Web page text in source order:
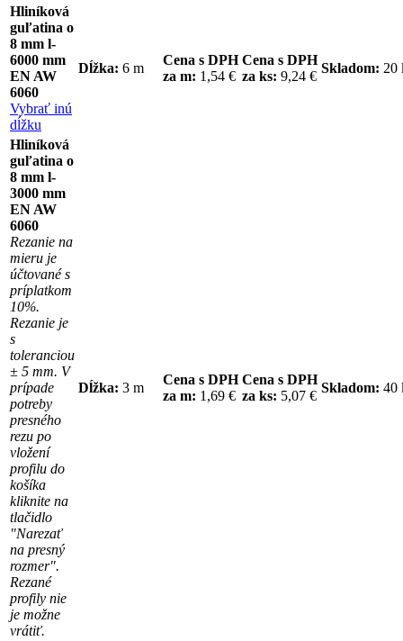
Hliníková
guľatina o
8 mm l-
6000 mm
EN AW
6060
Vybrať inú
dĺžku
Dĺžka: 6 m
Cena s DPH
za m: 1,54 €
Cena s DPH
za ks: 9,24 €
Skladom: 20
Hliníková
guľatina o
8 mm l-
3000 mm
EN AW
6060
Rezanie na
mieru je
účtované s
príplatkom
10%.
Rezanie je
s
toleranciou
± 5 mm. V
prípade
potreby
presného
rezu po
vložení
profilu do
košíka
kliknite na
tlačidlo
"Narezať
na presný
rozmer".
Rezané
profily nie
je možne
vrátiť.
Dĺžka: 3 m
Cena s DPH
za m: 1,69 €
Cena s DPH
za ks: 5,07 €
Skladom: 40